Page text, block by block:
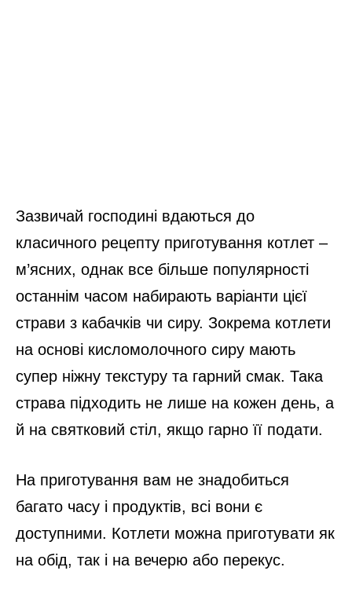
Зазвичай господині вдаються до
класичного рецепту приготування котлет –
м’ясних, однак все більше популярності
останнім часом набирають варіанти цієї
страви з кабачків чи сиру. Зокрема котлети
на основі кисломолочного сиру мають
супер ніжну текстуру та гарний смак. Така
страва підходить не лише на кожен день, а
й на святковий стіл, якщо гарно її подати.
На приготування вам не знадобиться
багато часу і продуктів, всі вони є
доступними. Котлети можна приготувати як
на обід, так і на вечерю або перекус.